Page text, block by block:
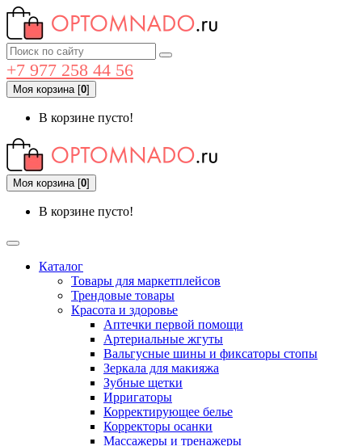
+7 977 258 44 56
Моя корзина[0]
В корзине пусто!
Моя корзина[0]
В корзине пусто!
Каталог
Товары для маркетплейсов
Трендовые товары
Красота и здоровье
Аптечки первой помощи
Артериальные жгуты
Вальгусные шины и фиксаторы стопы
Зеркала для макияжа
Зубные щетки
Ирригаторы
Корректирующее белье
Корректоры осанки
Массажеры и тренажеры